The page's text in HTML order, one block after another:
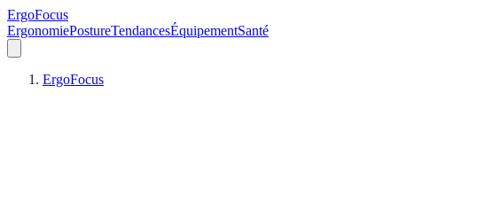
ErgoFocus
ErgonomiePostureTendancesÉquipementSanté
ErgoFocus